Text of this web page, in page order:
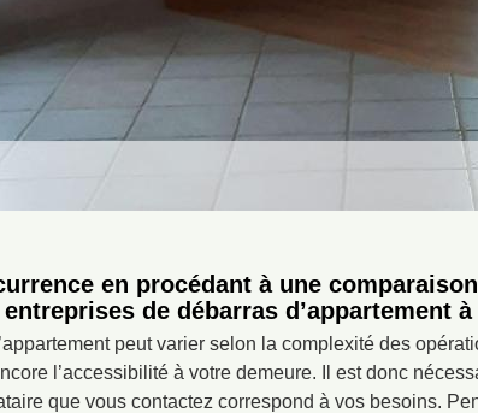
en procédant à une
entreprises de débarras d’appartement
peut varier selon la complexité des
l’accessibilité à votre demeure. Il est donc
que vous contactez correspond à vos besoins.